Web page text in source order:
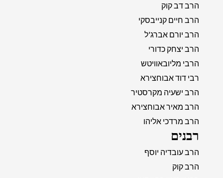
הרב דב קוק
הרב חיים קנייבסקי
הרב יורם אברג'ל
הרב יצחק כדורי
הרבי מליובאוויטש
רבי דוד אבוחצירא
הרב ישעיה מקרסטיר
הרב מאיר אבוחצירא
הרב מרדכי אליהו
רבנים
הרב עובדיה יוסף
הרב קוק